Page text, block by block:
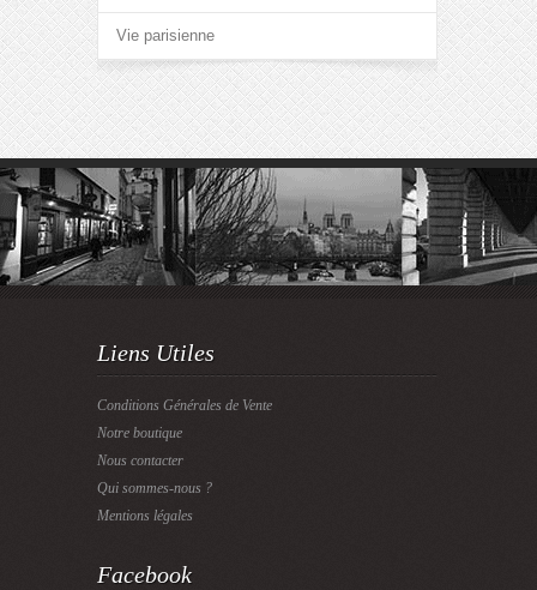
Vie parisienne
Liens Utiles
Conditions Générales de Vente
Notre boutique
Nous contacter
Qui sommes-nous ?
Mentions légales
Facebook